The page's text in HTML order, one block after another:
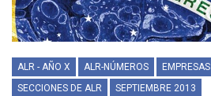
ALR - AÑO X ALR-NÚMEROS EMPRESAS
SECCIONES DE ALR
SEPTIEMBRE 2013